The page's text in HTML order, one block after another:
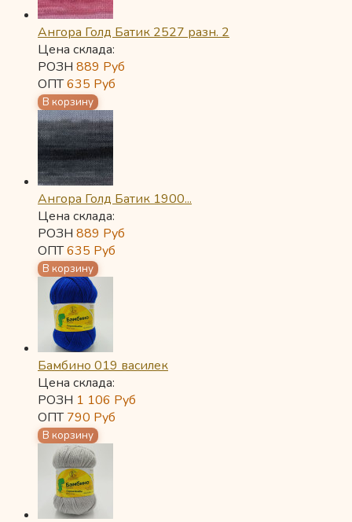
Ангора Голд Батик 2527 разн. 2
Цена склада:
РОЗН 889 Руб
ОПТ635 Руб
Ангора Голд Батик 1900...
Цена склада:
РОЗН 889 Руб
ОПТ635 Руб
Бамбино 019 василек
Цена склада:
РОЗН 1 106 Руб
ОПТ790 Руб